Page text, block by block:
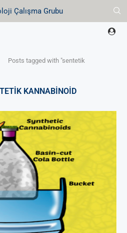
Posts tagged with "sentetik
KANNABINOID